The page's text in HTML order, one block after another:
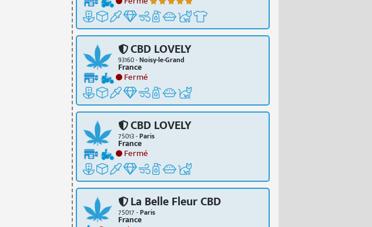
CBD LOVELY
93160 -Noisy-le-Grand
France
Fermé
CBD LOVELY
75013 -Paris
France
Fermé
La Belle Fleur CBD
75017 -Paris
France